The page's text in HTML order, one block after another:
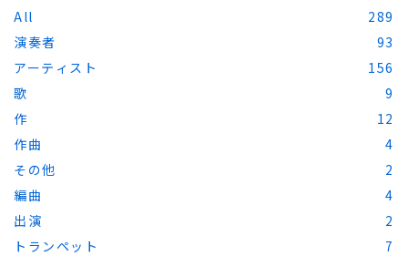
All
289
演奏者
93
アーティスト
156
歌
9
作
12
作曲
4
その他
2
編曲
4
出演
2
トランペット
7